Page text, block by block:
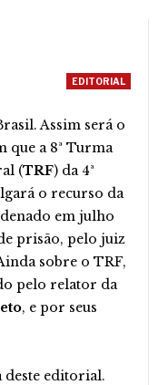
EDITORIAL
Assim será o
que a 8ª Turma
(TRF) da 4ª
o recurso da
em julho
de prisão, pelo juiz
sobre o TRF,
pelo relator da
, e por seus
deste editorial.